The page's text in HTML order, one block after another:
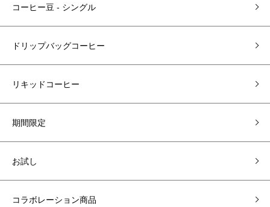
コーヒー豆 ‐ シングル
ドリップバッグコーヒー
リキッドコーヒー
期間限定
お試し
コラボレーション商品